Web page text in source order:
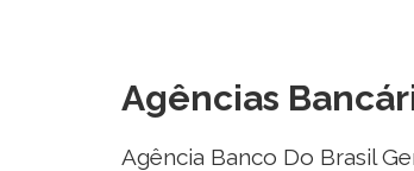
Agências
Agência Banco Do Brasil